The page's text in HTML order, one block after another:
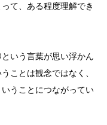
て、ある程度理解でき
いう言葉が思い浮かん
ことは観念ではなく、
うことにつながってい